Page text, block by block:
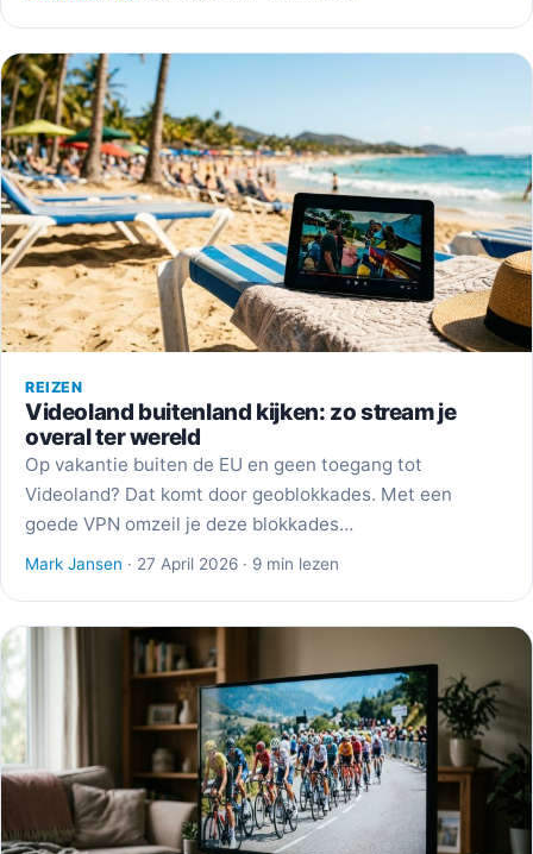
REIZEN
Videoland buitenland kijken: zo stream je
overal ter wereld
Op vakantie buiten de EU en geen toegang tot
Videoland? Dat komt door geoblokkades. Met een
goede VPN omzeil je deze blokkades…
Mark Jansen · 27 April 2026 · 9 min lezen